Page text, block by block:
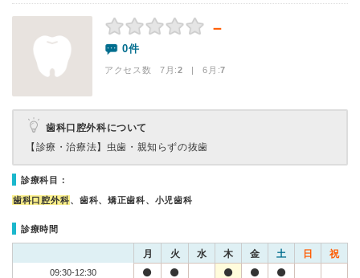
－
0件
アクセス数 7月:2 | 6月:7
歯科口腔外科について
【診療・治療法】 虫歯・親知らずの抜歯
診療科目：
歯科口腔外科、歯科、矯正歯科、小児歯科
診療時間
月 火 水 木 金 土 日 祝
09:30-12:30